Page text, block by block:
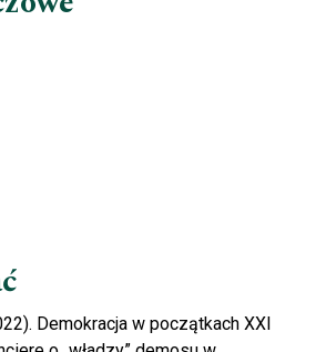
Demokracja w początkach XXI